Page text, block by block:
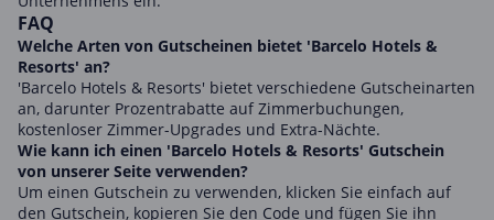
FAQ
Welche Arten von Gutscheinen bietet 'Barcelo Hotels &
Resorts' an?
'Barcelo Hotels & Resorts' bietet verschiedene Gutscheinarten
an, darunter Prozentrabatte auf Zimmerbuchungen,
kostenloser Zimmer-Upgrades und Extra-Nächte.
Wie kann ich einen 'Barcelo Hotels & Resorts' Gutschein
von unserer Seite verwenden?
Um einen Gutschein zu verwenden, klicken Sie einfach auf
den Gutschein, kopieren Sie den Code und fügen Sie ihn